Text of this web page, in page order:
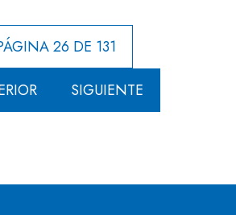
26 DE 131
SIGUIENTE